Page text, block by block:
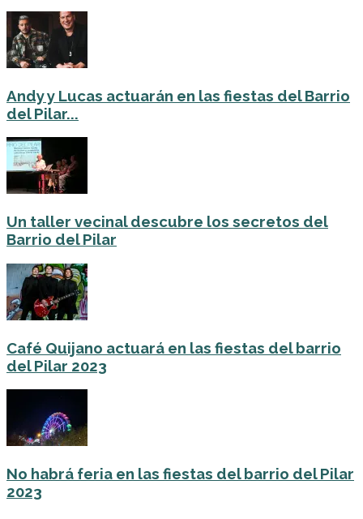
Andy y Lucas actuarán en las fiestas del Barrio
del Pilar...
Un taller vecinal descubre los secretos del
Barrio del Pilar
Café Quijano actuará en las fiestas del barrio
del Pilar 2023
No habrá feria en las fiestas del barrio del Pilar
2023